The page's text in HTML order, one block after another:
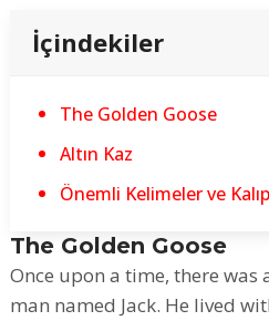
İçindekiler
The Golden Goose
Altın Kaz
Önemli Kelimeler ve
The Golden Goose
Once upon a time, there
man named Jack. He lived